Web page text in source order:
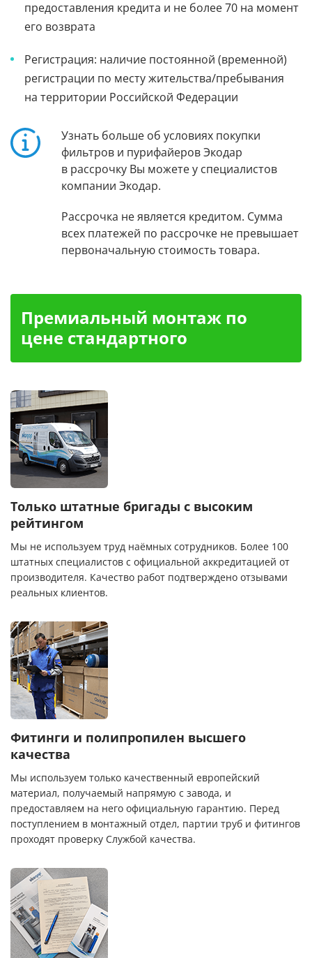
предоставления кредита и не более 70 на момент
его возврата
Регистрация: наличие постоянной (временной)
регистрации по месту жительства/пребывания
на территории Российской Федерации
Узнать больше об условиях покупки
фильтров и пурифайеров Экодар
в рассрочку Вы можете у специалистов
компании Экодар.
Рассрочка не является кредитом. Сумма
всех платежей по рассрочке не превышает
первоначальную стоимость товара.
Премиальный монтаж по
цене стандартного
Только штатные бригады с высоким
рейтингом
Мы не используем труд наёмных сотрудников. Более 100
штатных специалистов с официальной аккредитацией от
производителя. Качество работ подтверждено отзывами
реальных клиентов.
Фитинги и полипропилен высшего
качества
Мы используем только качественный европейский
материал, получаемый напрямую с завода, и
предоставляем на него официальную гарантию. Перед
поступлением в монтажный отдел, партии труб и фитингов
проходят проверку Службой качества.